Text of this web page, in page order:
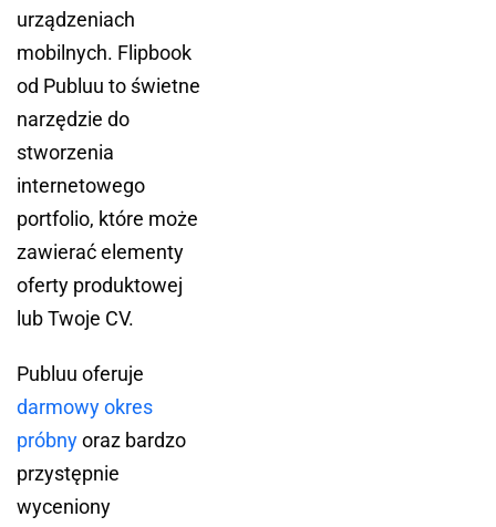
urządzeniach
mobilnych. Flipbook
od Publuu to świetne
narzędzie do
stworzenia
internetowego
portfolio, które może
zawierać elementy
oferty produktowej
lub Twoje CV.
Publuu oferuje
darmowy okres
próbnyoraz bardzo
przystępnie
wyceniony